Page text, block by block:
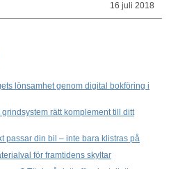
16 juli 2018
lönsamhet genom digital bokföring i
rätt komplement till ditt
passar din bil – inte bara klistras på
för framtidens skyltar